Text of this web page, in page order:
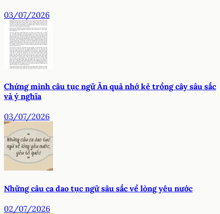
03/07/2026
Chứng minh câu tục ngữ Ăn quả nhớ kẻ trồng cây sâu sắc
và ý nghĩa
03/07/2026
Những câu ca dao tục ngữ sâu sắc về lòng yêu nước
02/07/2026